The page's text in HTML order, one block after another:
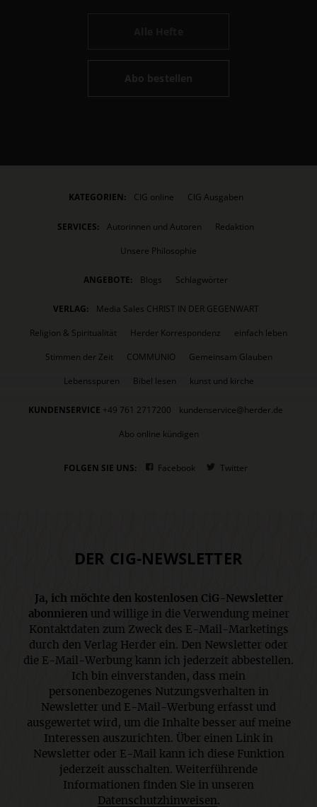
Abo bestellen
KATEGORIEN: CIG online CIG Ausgaben
SERVICES: Autorinnen und Autoren
Redaktion
Unsere Philosophie
ANGEBOTE: Blogs Schlagwörter
VERLAG:
Media Sales CHRIST IN DER GEGENWART
Religion & Spiritualität
Herder Korrespondenz
einfach leben
Stimmen der Zeit
COMMUNIO
Gemeinsam Glauben
Lebensspuren
Bibel lesen kunst und kirche
KUNDENSERVICE +49 761 2717200
kundenservice@herder.de
Abo online kündigen
FOLGEN SIE UNS: Facebook Twitter
DER CIG-NEWSLETTER
Ja, ich möchte den kostenlosen CiG-Newsletter
abonnierenund willige in die Verwendung meiner
Kontaktdaten zum Zweck des E-Mail-Marketings
durch den Verlag Herder ein. Den Newsletter oder
die E-Mail-Werbung kann ich jederzeit abbestellen.
Ich bin einverstanden, dass mein
personenbezogenes Nutzungsverhalten in
Newsletter und E-Mail-Werbung erfasst und
ausgewertet wird, um die Inhalte besser auf meine
Interessen auszurichten. Über einen Link in
Newsletter oder E-Mail kann ich diese Funktion
jederzeit ausschalten. Weiterführende
Informationen finden Sie in unseren
Datenschutzhinweisen.